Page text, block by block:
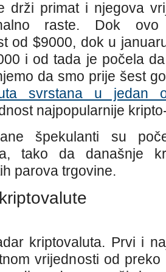
drži primat i njegova
raste. Dok
od $9000, dok u
i od tada je počela
da smo prije šest
svrstana u jedan
najpopularnije
špekulanti su
tako da današnje
parova trgovine.
kriptovaluta. Prvi i
vrijednosti od